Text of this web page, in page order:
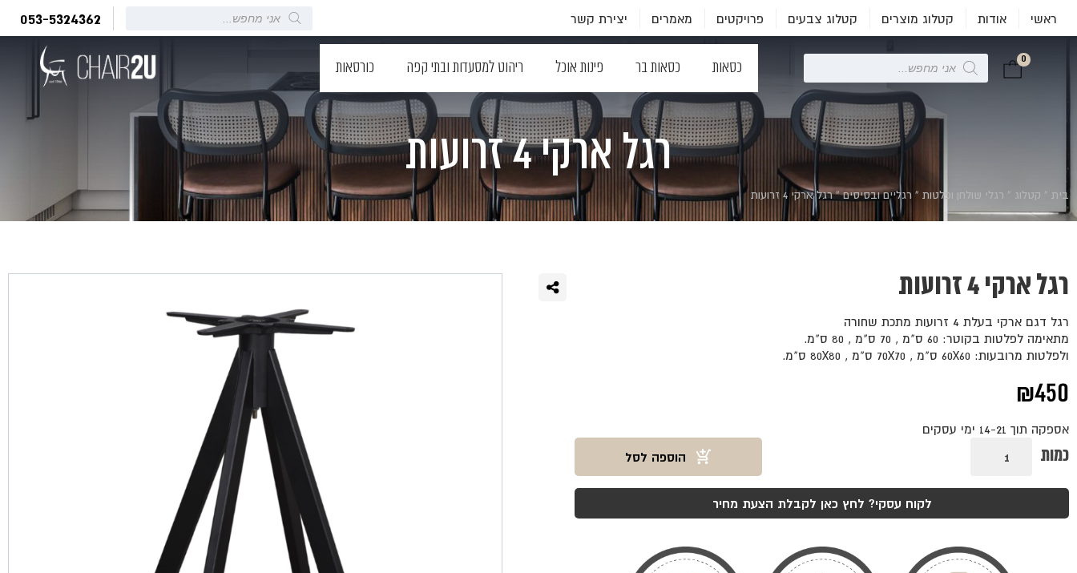
ראשי אודות קטלוג מוצרים קטלוג צבעים פרויקטים מאמרים יצירת קשר
Products
search
053-5324362
0
Products
search
כסאות כסאות בר פינות אוכל ריהוט למסעדות ובתי קפה כורסאות
רגל ארקי 4 זרועות
בית » קטלוג » רגלי שולחן ופלטות » רגליים ובסיסים»רגל ארקי 4 זרועות
רגל ארקי 4 זרועות
רגל דגם ארקי בעלת 4 זרועות מתכת שחורה
מתאימה לפלטות בקוטר: 60 ס"מ , 70 ס"מ , 80 ס"מ.
ולפלטות מרובעות: 60X60 ס"מ , 70X70 ס"מ , 80X80 ס"מ.
₪450
אספקה תוך 14-21 ימי עסקים
כמות
ארקי
זרועות
הוספה לסל
לקוח עסקי? לחץ כאן לקבלת הצעת מחיר